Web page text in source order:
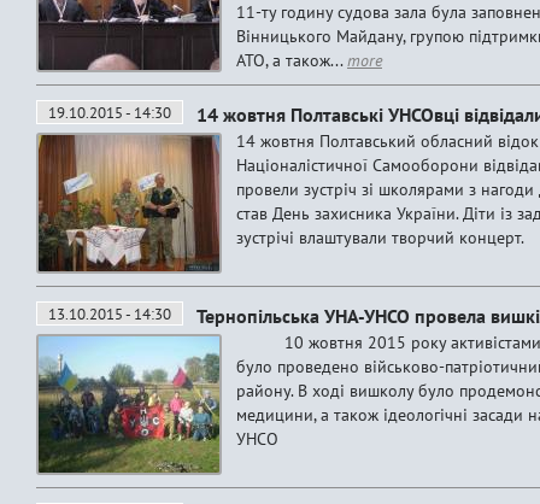
11-ту годину судова зала була
Вінницького Майдану, групою
АТО, а також...more
19.10.2015 - 14:30 14 жовтня Полтавські УНСОвці
14 жовтня Полтавський обласний
Націоналістичної Самооборони
провели зустріч зі школярами з
став День захисника України. Діти із
зустрічі влаштували творчий концерт.
13.10.2015 - 14:30 Тернопільська УНА-УНСО провела
10 жовтня 2015 року активістами
було проведено військово-
району. В ході вишколу було
медицини, а також ідеологічні засади
УНСО